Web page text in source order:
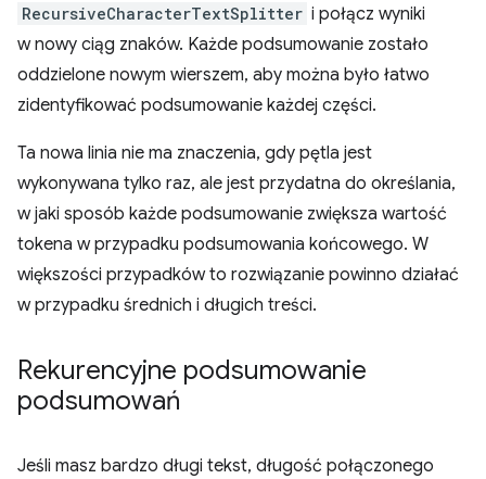
RecursiveCharacterTextSplitter i połącz wyniki
w nowy ciąg znaków. Każde podsumowanie zostało
oddzielone nowym wierszem, aby można było łatwo
zidentyfikować podsumowanie każdej części.
Ta nowa linia nie ma znaczenia, gdy pętla jest
wykonywana tylko raz, ale jest przydatna do określania,
w jaki sposób każde podsumowanie zwiększa wartość
tokena w przypadku podsumowania końcowego. W
większości przypadków to rozwiązanie powinno działać
w przypadku średnich i długich treści.
Rekurencyjne podsumowanie
podsumowań
Jeśli masz bardzo długi tekst, długość połączonego